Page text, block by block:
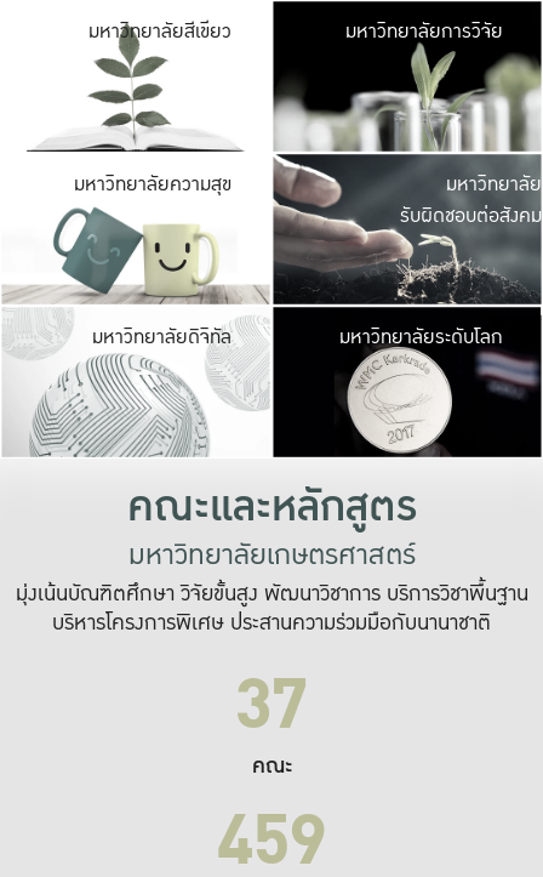
มหาวิทยาลัยสีเขียว มหาวิ
มีพื้นที่เขียวสดใส
เป็นป่าในเมือง เกษต
มหาวิทยาลัยการวิจัย
มหาวิทยาลัยความสุข มหาวิ
ค
เปิดประ
และพบเรื่องราวใ
มหาวิทยาลัย
รับผิดชอบต่อสังคม
มหาวิทยาลัยดิจิทัล มหาวิ
เปลี่ยนแปลง แล
เพื่อทำง
ระบบสารสนเทศ
มหาวิทยาลัยระดับโลก
คณะและหลักสูตร
มหาวิทยาลัยเกษตรศาสตร์
มุ่งเน้นบัณฑิตศึกษา วิจัยขั้นสูง พัฒนาวิชาการ บริการวิชาพื้นฐาน
บริหารโครงการพิเศษ ประสานความร่วมมือกับนานาชาติ
37
คณะ
459